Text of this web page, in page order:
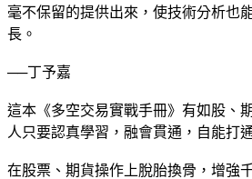
毫不保留的提供出來，使技術分析也
長。
──丁予嘉
這本《多空交易實戰手冊》有如股、
人只要認真學習，融會貫通，自能打
在股票、期貨操作上脫胎換骨，增強